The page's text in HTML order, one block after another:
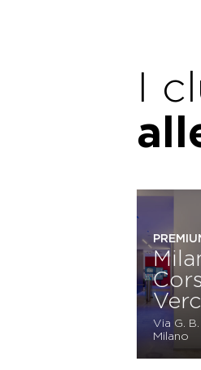
I
Via G.
Milano